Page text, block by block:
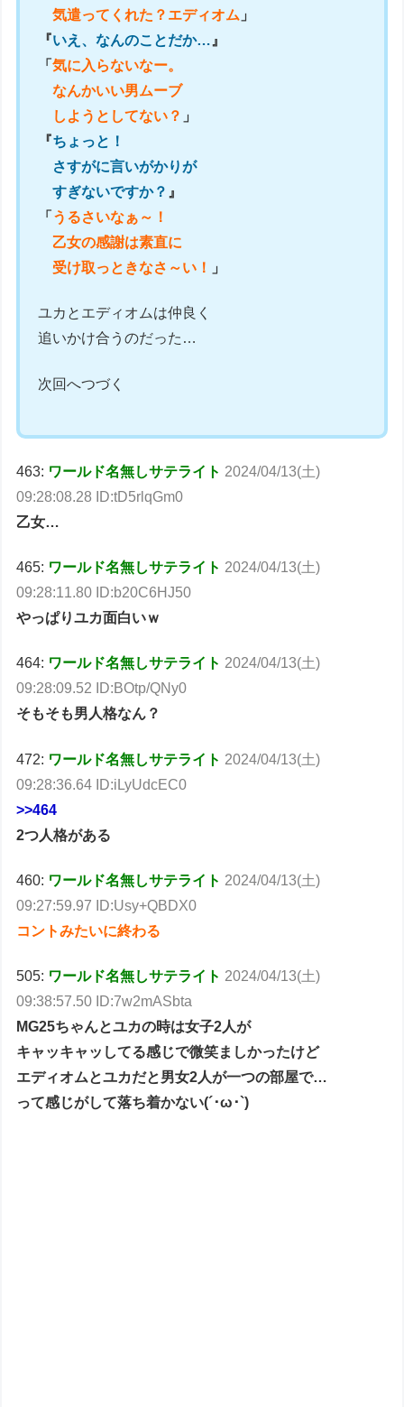
気遣ってくれた？エディオム 」
『いえ、なんのことだか… 』
「気に入らないなー。
なんかいい男ムーブ
しようとしてない？ 」
『ちょっと！
さすがに言いがかりが
すぎないですか？ 』
「 うるさいなぁ～！
乙女の感謝は素直に
受け取っときなさ～い！
」
ユカとエディオムは仲良く
追いかけ合うのだった…
次回へつづく
463: ワールド名無しサテライト 2024/04/13(土)
09:28:08.28 ID:tD5rlqGm0
乙女…
465: ワールド名無しサテライト 2024/04/13(土)
09:28:11.80 ID:b20C6HJ50
やっぱりユカ面白いｗ
464: ワールド名無しサテライト 2024/04/13(土)
09:28:09.52 ID:BOtp/QNy0
そもそも男人格なん？
472: ワールド名無しサテライト 2024/04/13(土)
09:28:36.64 ID:iLyUdcEC0
>>464
2つ人格がある
460: ワールド名無しサテライト 2024/04/13(土)
09:27:59.97 ID:Usy+QBDX0
コントみたいに終わる
505: ワールド名無しサテライト 2024/04/13(土)
09:38:57.50 ID:7w2mASbta
MG25ちゃんとユカの時は女子2人が
キャッキャッしてる感じで微笑ましかったけど
エディオムとユカだと男女2人が一つの部屋で…
って感じがして落ち着かない(´･ω･`)